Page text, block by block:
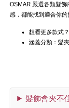
OSMAR 嚴選各類髮
感，都能找到適合你的
想看更多款式
涵蓋分類：髮
髮飾會夾不